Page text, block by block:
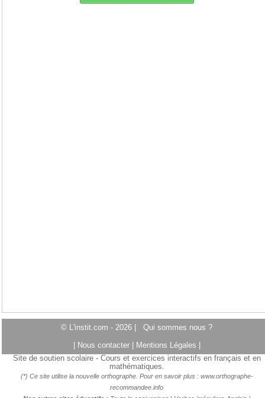
© L'instit.com - 2026 | Qui sommes nous ?
Nous contacter Mentions Légales
Site de soutien scolaire - Cours et exercices interactifs en français et en
mathématiques.
(*) Ce site utilise la nouvelle orthographe. Pour en savoir plus : www.orthographe-
recommandee.info